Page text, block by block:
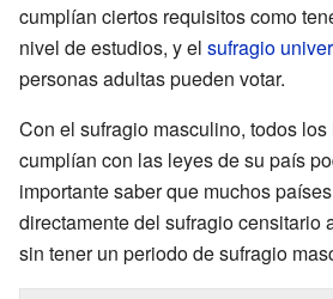
cumplían ciertos requisitos como
nivel de estudios, y el sufragio
personas adultas pueden votar.
Con el sufragio masculino, todos
cumplían con las leyes de su país
importante saber que muchos
directamente del sufragio censitario
sin tener un periodo de sufragio